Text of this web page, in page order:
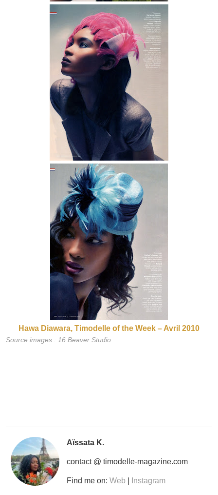
Hawa Diawara, Timodelle of the Week – Avril 2010
Source images : 16 Beaver Studio
Aïssata K.
contact @ timodelle-magazine.com
Find me on: Web Instagram